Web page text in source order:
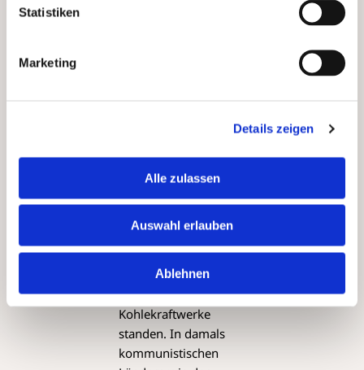
Statistiken
Marketing
Details zeigen
Alle zulassen
Auswahl erlauben
Ablehnen
Mitteleuropa zur
existenziellen
Bedrohung
zugespitzt. Es wurde
aufgesetzt, obschon
sich das Problem dort
konzentrierte, wo
Kohlekraftwerke
standen. In damals
kommunistischen